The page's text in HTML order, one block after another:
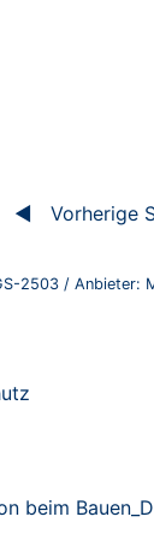
Vorherige
2503 / Anbieter:
beim